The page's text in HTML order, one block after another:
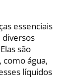
essenciais
são
água,
líquidos